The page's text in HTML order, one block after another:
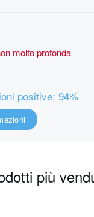
molto profonda
positive: 94%
più